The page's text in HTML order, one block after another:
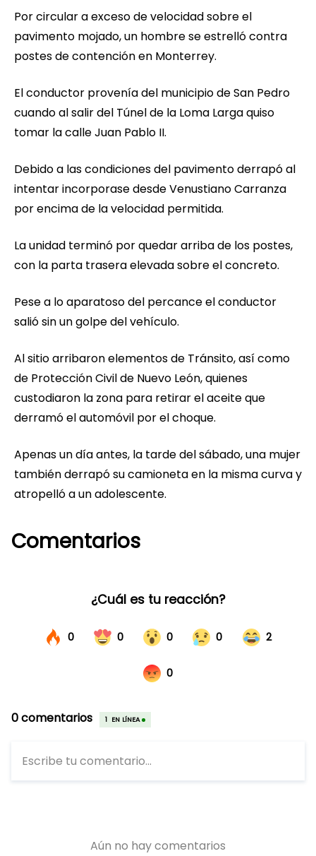
Por circular a exceso de velocidad sobre el
pavimento mojado, un hombre se estrelló contra
postes de contención en Monterrey.
El conductor provenía del municipio de San Pedro
cuando al salir del Túnel de la Loma Larga quiso
tomar la calle Juan Pablo II.
Debido a las condiciones del pavimento derrapó al
intentar incorporase desde Venustiano Carranza
por encima de la velocidad permitida.
La unidad terminó por quedar arriba de los postes,
con la parta trasera elevada sobre el concreto.
Pese a lo aparatoso del percance el conductor
salió sin un golpe del vehículo.
Al sitio arribaron elementos de Tránsito, así como
de Protección Civil de Nuevo León, quienes
custodiaron la zona para retirar el aceite que
derramó el automóvil por el choque.
Apenas un día antes, la tarde del sábado, una mujer
también derrapó su camioneta en la misma curva y
atropelló a un adolescente.
Comentarios